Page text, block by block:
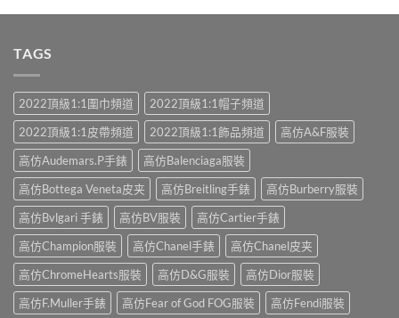
TAGS
2022頂級1:1圍巾頻道
2022頂級1:1帽子頻道
2022頂級1:1皮帶頻道
2022頂級1:1飾品頻道
高仿A&F服裝
高仿Audemars.P手錶
高仿Balenciaga服裝
高仿Bottega Veneta皮夹
高仿Breitling手錶
高仿Burberry服裝
高仿Bvlgari 手錶
高仿BV服裝
高仿Cartier手錶
高仿Champion服裝
高仿Chanel手錶
高仿Chanel皮夹
高仿ChromeHearts服裝
高仿D&G服裝
高仿Dior服裝
高仿F.Muller手錶
高仿Fear of God FOG服裝 高仿Fendi服裝